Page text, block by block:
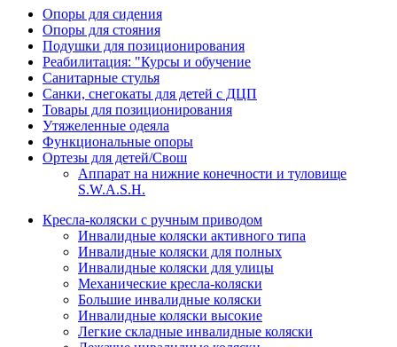
Опоры для сидения
Опоры для стояния
Подушки для позиционирования
Реабилитация: "Курсы и обучение
Санитарные стулья
Санки, снегокаты для детей с ДЦП
Товары для позиционирования
Утяжеленные одеяла
Функциональные опоры
Ортезы для детей/Свош
Аппарат на нижние конечности и туловище
S.W.A.S.H.
Кресла-коляски с ручным приводом
Инвалидные коляски активного типа
Инвалидные коляски для полных
Инвалидные коляски для улицы
Механические кресла-коляски
Большие инвалидные коляски
Инвалидные коляски высокие
Легкие складные инвалидные коляски